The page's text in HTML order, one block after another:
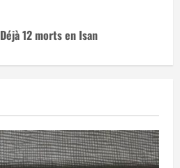
12 morts en Isan